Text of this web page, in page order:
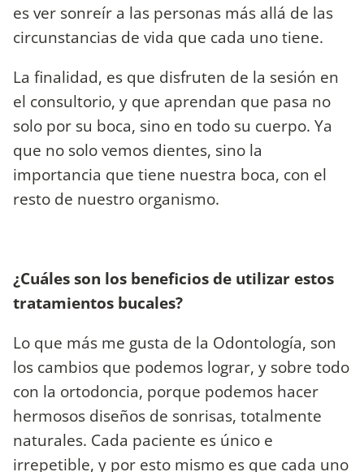
es ver sonreír a las personas más allá de las
circunstancias de vida que cada uno tiene.
La finalidad, es que disfruten de la sesión en
el consultorio, y que aprendan que pasa no
solo por su boca, sino en todo su cuerpo. Ya
que no solo vemos dientes, sino la
importancia que tiene nuestra boca, con el
resto de nuestro organismo.
¿Cuáles son los beneficios de utilizar estos
tratamientos bucales?
Lo que más me gusta de la Odontología, son
los cambios que podemos lograr, y sobre todo
con la ortodoncia, porque podemos hacer
hermosos diseños de sonrisas, totalmente
naturales. Cada paciente es único e
irrepetible, y por esto mismo es que cada uno